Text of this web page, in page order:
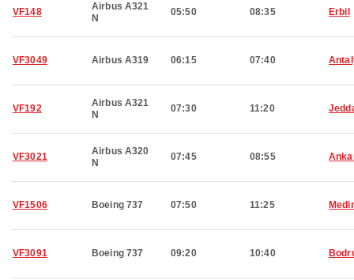
VF148
Airbus A321
N
05:50 08:35 Erbil
VF3049 Airbus A319 06:15 07:40
VF192
Airbus A321
N
07:30 11:20
VF3021
Airbus A320
N
07:45 08:55
VF1506 Boeing 737 07:50 11:25
VF3091 Boeing 737 09:20 10:40